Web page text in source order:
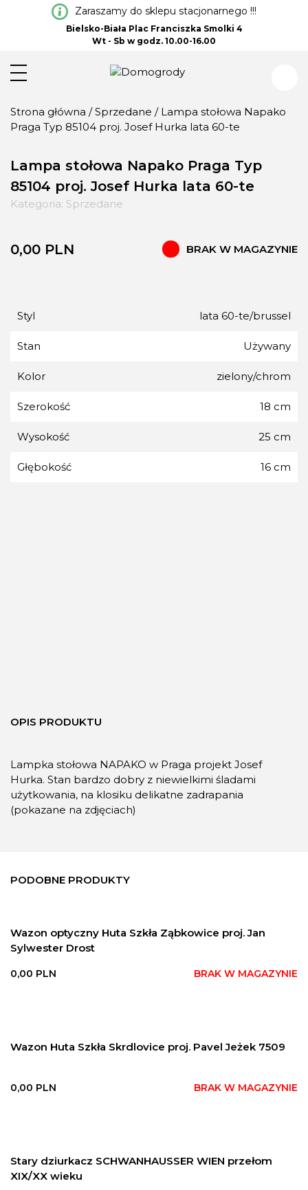
Zaraszamy do sklepu stacjonarnego !!!
Bielsko-Biała Plac Franciszka Smolki 4
Wt - Sb w godz. 10.00-16.00
Strona główna /Sprzedane / Lampa stołowa Napako
Praga Typ 85104 proj. Josef Hurka lata 60-te
OPIS PRODUKTU
Lampka stołowa NAPAKO w Praga projekt Josef
Hurka. Stan bardzo dobry z niewielkimi śladami
użytkowania, na klosiku delikatne zadrapania
(pokazane na zdjęciach)
Lampa stołowa Napako Praga Typ
85104 proj. Josef Hurka lata 60-te
Kategoria: Sprzedane
0,00 PLN BRAK W MAGAZYNIE
Styl lata 60-te/brussel
Stan Używany
Kolor zielony/chrom
Szerokość 18 cm
Wysokość 25 cm
Głębokość 16 cm
PODOBNE PRODUKTY
Wazon optyczny Huta Szkła Ząbkowice proj. Jan
Sylwester Drost
0,00 PLN BRAK W MAGAZYNIE
Wazon Huta Szkła Skrdlovice proj. Pavel Jeżek 7509
0,00 PLN BRAK W MAGAZYNIE
Stary dziurkacz SCHWANHAUSSER WIEN przełom
XIX/XX wieku